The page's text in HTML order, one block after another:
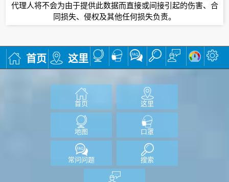
代理人将不会为由于提供此数据而直接或间接引起的伤害、合
同损失、侵权及其他任何损失负责。
首页 这里
首页 这里
地图 口罩
常问问题 搜索